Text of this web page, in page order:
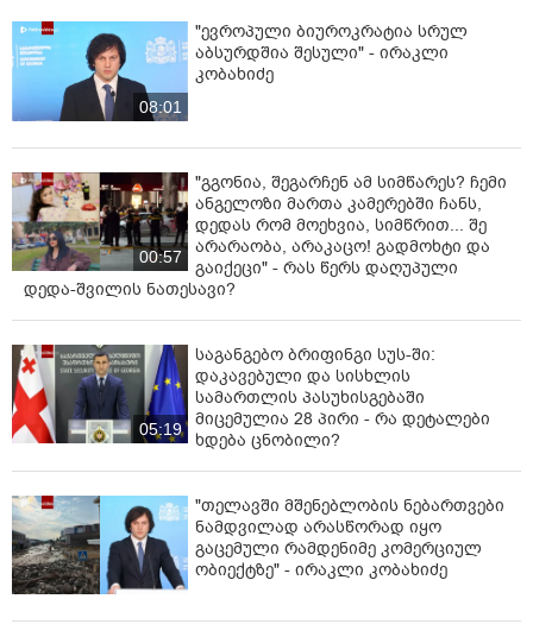
08:01
"ევროპული ბიუროკრატია სრულ
აბსურდშია შესული" - ირაკლი
კობახიძე
00:57
"გგონია, შეგარჩენ ამ სიმწარეს? ჩემი
ანგელოზი მართა კამერებში ჩანს,
დედას რომ მოეხვია, სიმწრით... შე
არარაობა, არაკაცო! გადმოხტი და
გაიქეცი" - რას წერს დაღუპული
დედა-შვილის ნათესავი?
05:19
საგანგებო ბრიფინგი სუს-ში:
დაკავებული და სისხლის
სამართლის პასუხისგებაში
მიცემულია 28 პირი - რა დეტალები
ხდება ცნობილი?
"თელავში მშენებლობის ნებართვები
ნამდვილად არასწორად იყო
გაცემული რამდენიმე კომერციულ
ობიექტზე" - ირაკლი კობახიძე